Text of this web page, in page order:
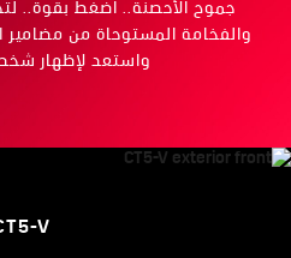
جموح الأحصنة.. اضغط بقوة..
والفخامة المستوحاة من
واستعد لإظهار
V